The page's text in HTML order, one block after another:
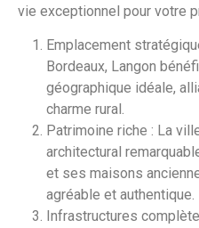
vie exceptionnel pour votre
Emplacement
Bordeaux, Langon
géographique idéale,
charme rural.
Patrimoine riche : La
architectural
et ses maisons
agréable et authentique.
Infrastructures